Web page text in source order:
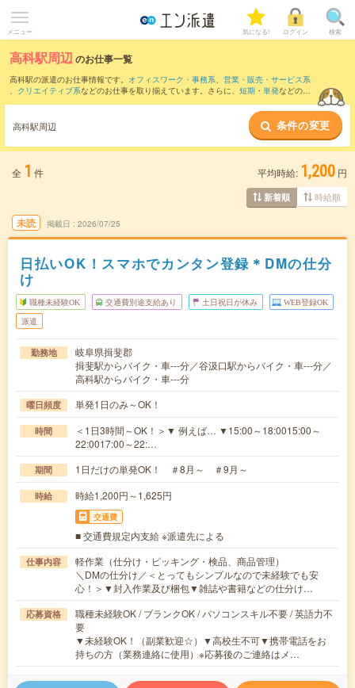
メニュー 気になる! ログイン 検索
高科駅周辺のお仕事一覧
高科駅の派遣のお仕事情報です。 オフィスワーク・事務系、 営業・販売・サービス系
、 クリエイティブ系などのお仕事を取り揃えています。さらに、 短期 ・ 単発などの期
また、モレラ岐阜駅
など近隣駅のお仕事も
ご確認いただけます。
高科駅周辺 条件の変更
全 1 件 平均時給: 1,200 円
新着順 時給順
未読 掲載日 2026/07/25
日払いOK！スマホでカンタン登録＊DMの仕分
け
職種未経験OK 交通費別途支給あり 土日祝日が休み WEB登録OK
派遣
勤務地
岐阜県揖斐郡
揖斐駅からバイク・車---分／谷汲口駅からバイク・車---分／
高科駅からバイク・車---分
曜日頻度 単発1日のみ～OK！
時間
＜1日3時間～OK！＞▼ 例えば… ▼15:00～18:0015:00～
22:0017:00～22:…
期間 1日だけの単発OK！ ＃8月～ ＃9月～
時給 時給1,200円～1,625円
交通費
■ 交通費規定内支給 ※派遣先による
仕事内容
軽作業（仕分け・ピッキング・検品、商品管理）
＼DMの仕分け／＜とってもシンプルなので未経験でも安
心！＞▼封入作業及び梱包▼雑誌や書籍などの仕分け…
応募資格
職種未経験OK / ブランクOK / パソコンスキル不要 / 英語力不
要
▼未経験OK！（副業歓迎☆）▼高校生不可▼携帯電話をお
持ちの方（業務連絡に使用）※応募後のご連絡はメ…